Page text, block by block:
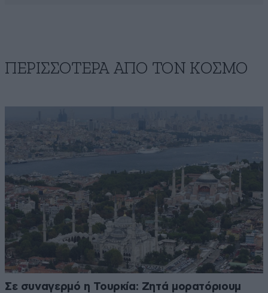
ΠΕΡΙΣΣΟΤΕΡΑ ΑΠΟ ΤΟΝ ΚΟΣΜΟ
Σε συναγερμό η Τουρκία: Ζητά μορατόριουμ